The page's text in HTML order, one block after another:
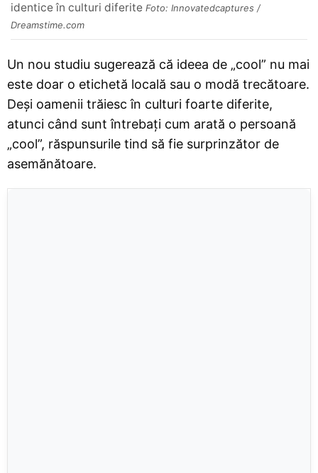
identice în culturi diferite Foto: Innovatedcaptures /
Dreamstime.com
Un nou studiu sugerează că ideea de „cool” nu mai
este doar o etichetă locală sau o modă trecătoare.
Deși oamenii trăiesc în culturi foarte diferite,
atunci când sunt întrebați cum arată o persoană
„cool”, răspunsurile tind să fie surprinzător de
asemănătoare.